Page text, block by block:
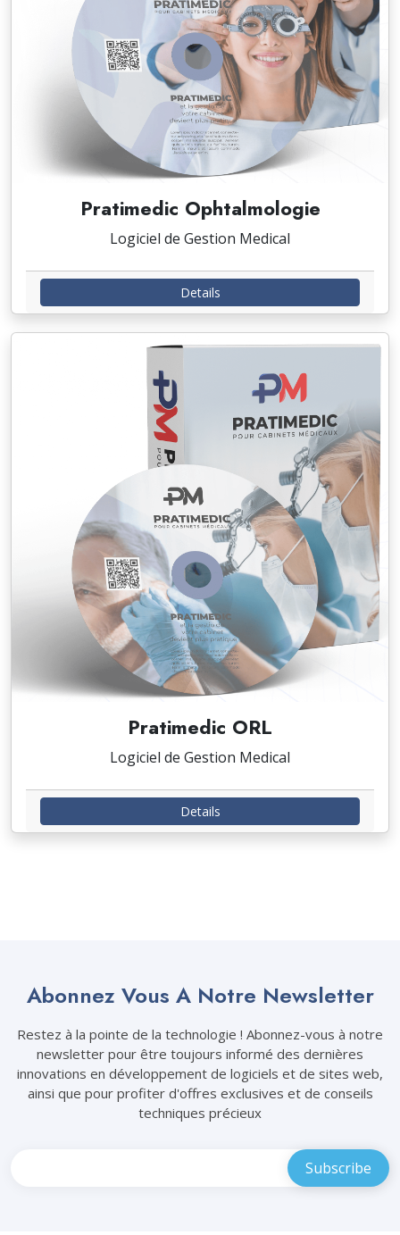
Pratimedic Ophtalmologie
Logiciel de Gestion Medical
Details
Pratimedic ORL
Logiciel de Gestion Medical
Details
Abonnez Vous A Notre Newsletter
Restez à la pointe de la technologie ! Abonnez-vous à notre
newsletter pour être toujours informé des dernières
innovations en développement de logiciels et de sites web,
ainsi que pour profiter d'offres exclusives et de conseils
techniques précieux